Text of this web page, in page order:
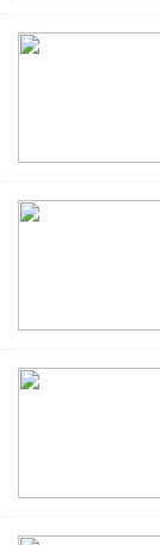
于外国人的创造
据悉，孙思瀚的
他的女儿孙禾也
一家人之所以选
思瀚的父母便在